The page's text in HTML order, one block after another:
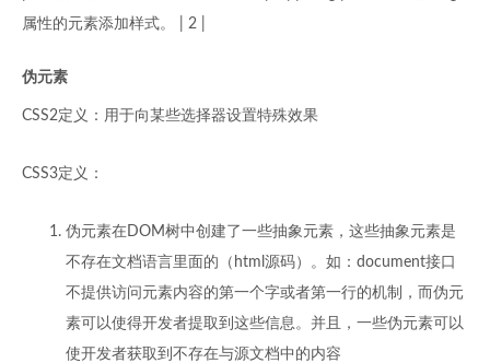
属性的元素添加样式。 | 2 |
伪元素
CSS2定义：用于向某些选择器设置特殊效果
CSS3定义：
伪元素在DOM树中创建了一些抽象元素，这些抽象元素是
不存在文档语言里面的（html源码）。如：document接口
不提供访问元素内容的第一个字或者第一行的机制，而伪元
素可以使得开发者提取到这些信息。并且，一些伪元素可以
使开发者获取到不存在与源文档中的内容